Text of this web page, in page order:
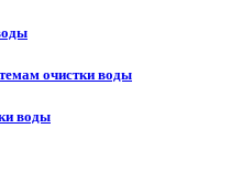
очистки воды
воды